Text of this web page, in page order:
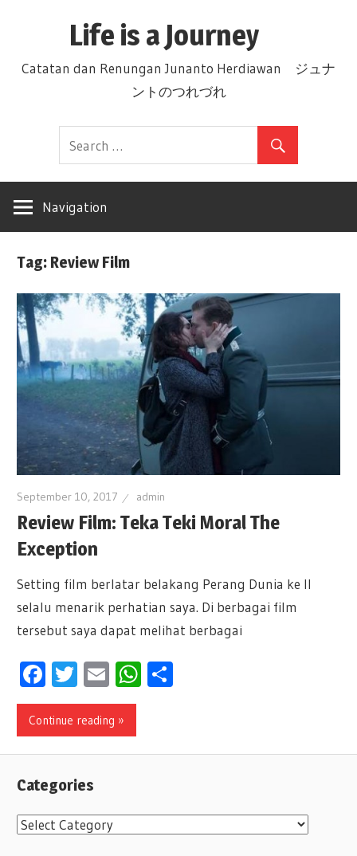
Life is a Journey
Catatan dan Renungan Junanto Herdiawan ジュナ
ントのつれづれ
Navigation
Tag: Review Film
September 10, 2017 admin
Review Film: Teka Teki Moral The
Exception
Setting film berlatar belakang Perang Dunia ke II
selalu menarik perhatian saya. Di berbagai film
tersebut saya dapat melihat berbagai
Facebook
Twitter
EmailWhatsApp
Continue reading »
Categories
C